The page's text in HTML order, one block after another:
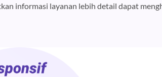
informasi layanan lebih detail dapat